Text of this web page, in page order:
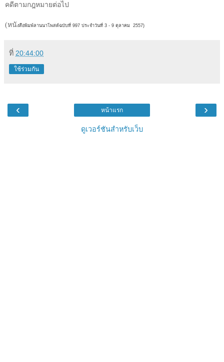
คดีตามกฎหมายต่อไป
(หนังสือพิมพ์ลานนาโพสต์ฉบับที่ 997 ประจำวันที่ 3 - 9 ตุลาคม 2557)
ที่ 20:44:00
ใช้ร่วมกัน
‹ ›
หน้าแรก
ดูเวอร์ชันสำหรับเว็บ